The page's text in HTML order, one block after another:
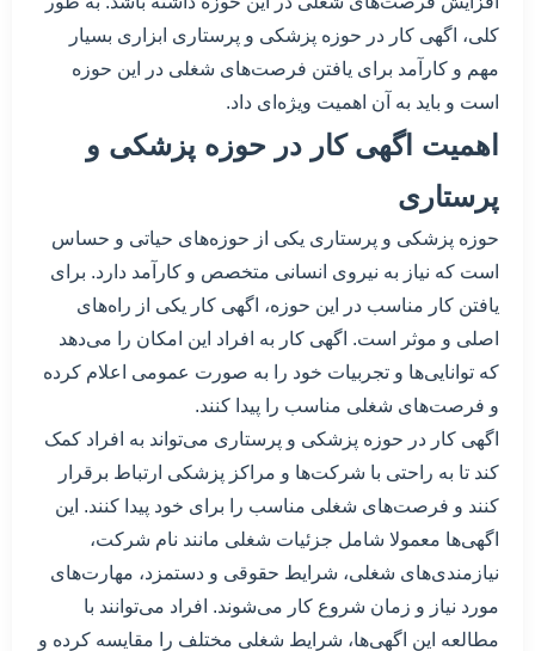
کلی، اگهی کار در حوزه پزشکی و پرستاری ابزاری بسیار
مهم و کارآمد برای یافتن فرصت‌های شغلی در این حوزه
است و باید به آن اهمیت ویژه‌ای داد.
اهمیت اگهی کار در حوزه پزشکی و
پرستاری
حوزه پزشکی و پرستاری یکی از حوزه‌های حیاتی و حساس
است که نیاز به نیروی انسانی متخصص و کارآمد دارد. برای
یافتن کار مناسب در این حوزه، اگهی کار یکی از راه‌های
اصلی و موثر است. اگهی کار به افراد این امکان را می‌دهد
که توانایی‌ها و تجربیات خود را به صورت عمومی اعلام کرده
و فرصت‌های شغلی مناسب را پیدا کنند.
اگهی کار در حوزه پزشکی و پرستاری می‌تواند به افراد کمک
کند تا به راحتی با شرکت‌ها و مراکز پزشکی ارتباط برقرار
کنند و فرصت‌های شغلی مناسب را برای خود پیدا کنند. این
اگهی‌ها معمولا شامل جزئیات شغلی مانند نام شرکت،
نیازمندی‌های شغلی، شرایط حقوقی و دستمزد، مهارت‌های
مورد نیاز و زمان شروع کار می‌شوند. افراد می‌توانند با
مطالعه این اگهی‌ها، شرایط شغلی مختلف را مقایسه کرده و